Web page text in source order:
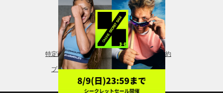
レギンス＆タイツ
特定商取引法に基づく通販の表記 会員規約
プライバシーポリシー